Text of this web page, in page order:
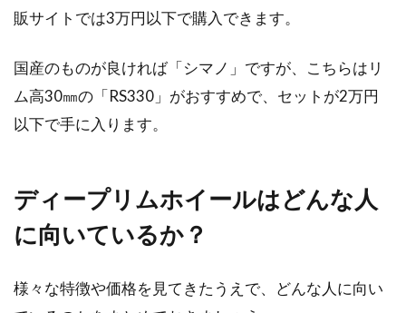
販サイトでは3万円以下で購入できます。
国産のものが良ければ「シマノ」ですが、こちらはリ
ム高30㎜の「RS330」がおすすめで、セットが2万円
以下で手に入ります。
ディープリムホイールはどんな人
に向いているか？
様々な特徴や価格を見てきたうえで、どんな人に向い